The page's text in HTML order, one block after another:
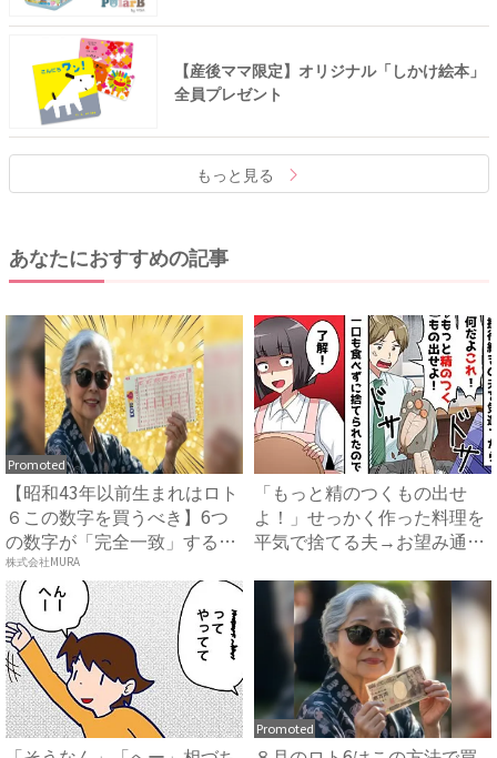
【産後ママ限定】オリジナル「しかけ絵本」
全員プレゼント
もっと見る
あなたにおすすめの記事
Promoted
【昭和43年以前生まれはロト
６この数字を買うべき】6つ
の数字が「完全一致」する
方...
株式会社MURA
「もっと精のつくもの出せ
よ！」せっかく作った料理を
平気で捨てる夫→お望み通り
Promoted